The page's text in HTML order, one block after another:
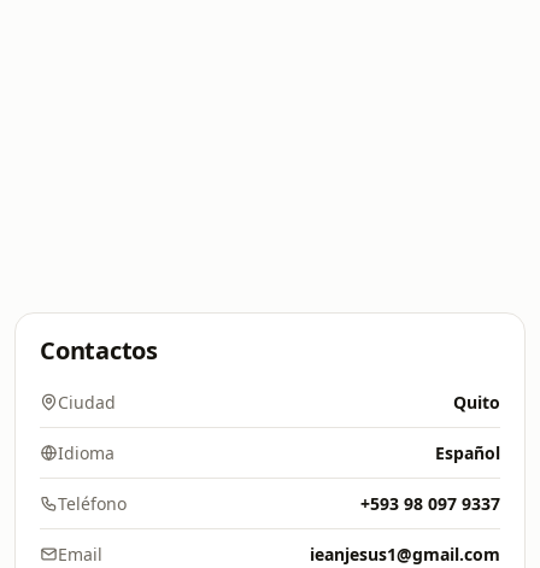
Contactos
Ciudad Quito
Idioma Español
Teléfono +593 98 097 9337
Email ieanjesus1@gmail.com